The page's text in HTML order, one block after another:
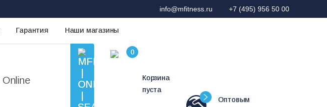
info@mfitness.ru +7 (495) 956 50 00
Гарантия Наши магазины
Корзина
пуста
Оптовым